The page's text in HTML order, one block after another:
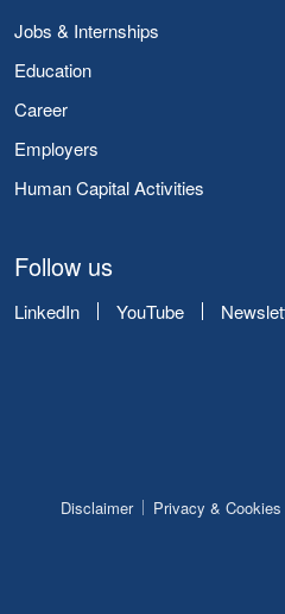
Jobs & Internships
Education
Career
Employers
Human Capital Activities
Follow us
LinkedIn YouTube
Disclaimer Privacy & Cookies